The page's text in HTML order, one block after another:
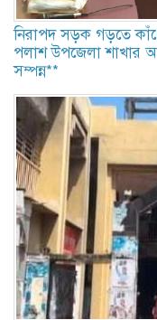
নিরাপদ সড়ক গড়তে
পলাশ উপজেলা শাখার
সম্পন্ন**